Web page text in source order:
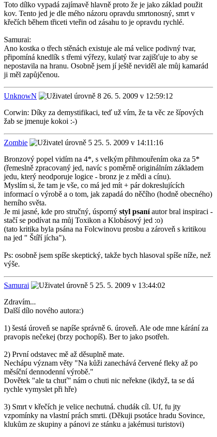
Toto dílko vypadá zajímavě hlavně proto že je jako základ použit
kov. Tento jed je dle mého názoru opravdu smrtonosný, smrt v
křečích během třiceti vteřin od zásahu to je opravdu rychlé.
Samurai:
Ano kostka o třech stěnách existuje ale má velice podivný tvar,
připomíná knedlík s třemi výřezy, kulatý tvar zajišťuje to aby se
nepostavila na hranu. Osobně jsem jí ještě neviděl ale můj kamarád
ji měl zapůjčenou.
UnknowN
26. 5. 2009 v 12:59:12
Corwin: Díky za demystifikaci, teď už vím, že ta věc ze šípových
žab se jmenuje kokoi :-)
Zombie
25. 5. 2009 v 14:11:16
Bronzový popel vidím na 4*, s velkým přihmouřením oka za 5*
(řemeslně zpracovaný jed, navíc s poměrně originálním základem
jedu, který neodporuje logice - bronz je z mědi a cínu).
Myslím si, že tam je vše, co má jed mít + pár dokreslujících
informací o výrobě a o tom, jak zapadá do něčího (hodně obecného)
herního světa.
Je mi jasné, kde pro stručný, úsporný styl psaníautor bral inspiraci -
stačí se podívat na můj Toxikon a Klobásový jed :o)
(tato kritika byla psána na Folcwinovu prosbu a zároveň s kritikou
na jed " Štíří jícha").
Ps: osobně jsem spíše skeptický, takže bych hlasoval spíše níže, než
výše.
Samurai
25. 5. 2009 v 13:44:02
Zdravím...
Další dílo nového autora:)
1) šestá úroveň se napíše správně 6. úroveň. Ale ode mne kárání za
pravopis nečekej (brzy pochopíš). Ber to jako psotřeh.
2) První odstavec mě až děsuplně mate.
Nechápu význam věty "Na kůži zanechává červené fleky až po
měsíční dennodenní výrobě."
Dovětek "ale ta chuť" nám o chuti nic neřekne (ikdyž, ta se dá
rychle vymyslet při hře)
3) Smrt v křečích je velice nechutná. chudák cíl. Uf, fu jty
vzpomínky na vlastní prách smrti. (Děkuji psotáce hradu Sovince,
klukům ze skupiny a pánovi ze stánku a jakémusi turistovi)